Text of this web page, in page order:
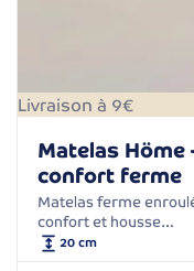
Livraison à 9€
Matelas Höme
confort ferme
Matelas ferme
confort et housse…
20 cm